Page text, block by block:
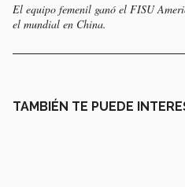
El equipo femenil ganó el FISU
el mundial en China.
TAMBIÉN TE PUEDE